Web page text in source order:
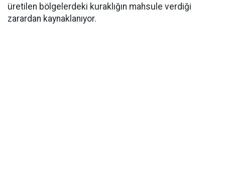
üretilen bölgelerdeki kuraklığın mahsule verdiği
zarardan kaynaklanıyor.